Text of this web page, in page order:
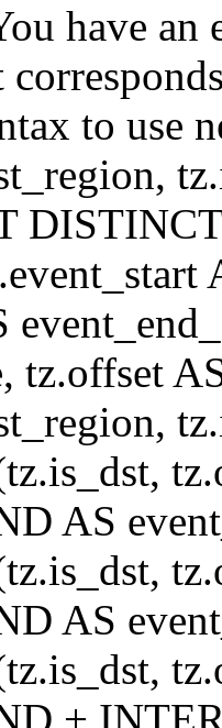
have
to use
tz.offset
AS
AS
+